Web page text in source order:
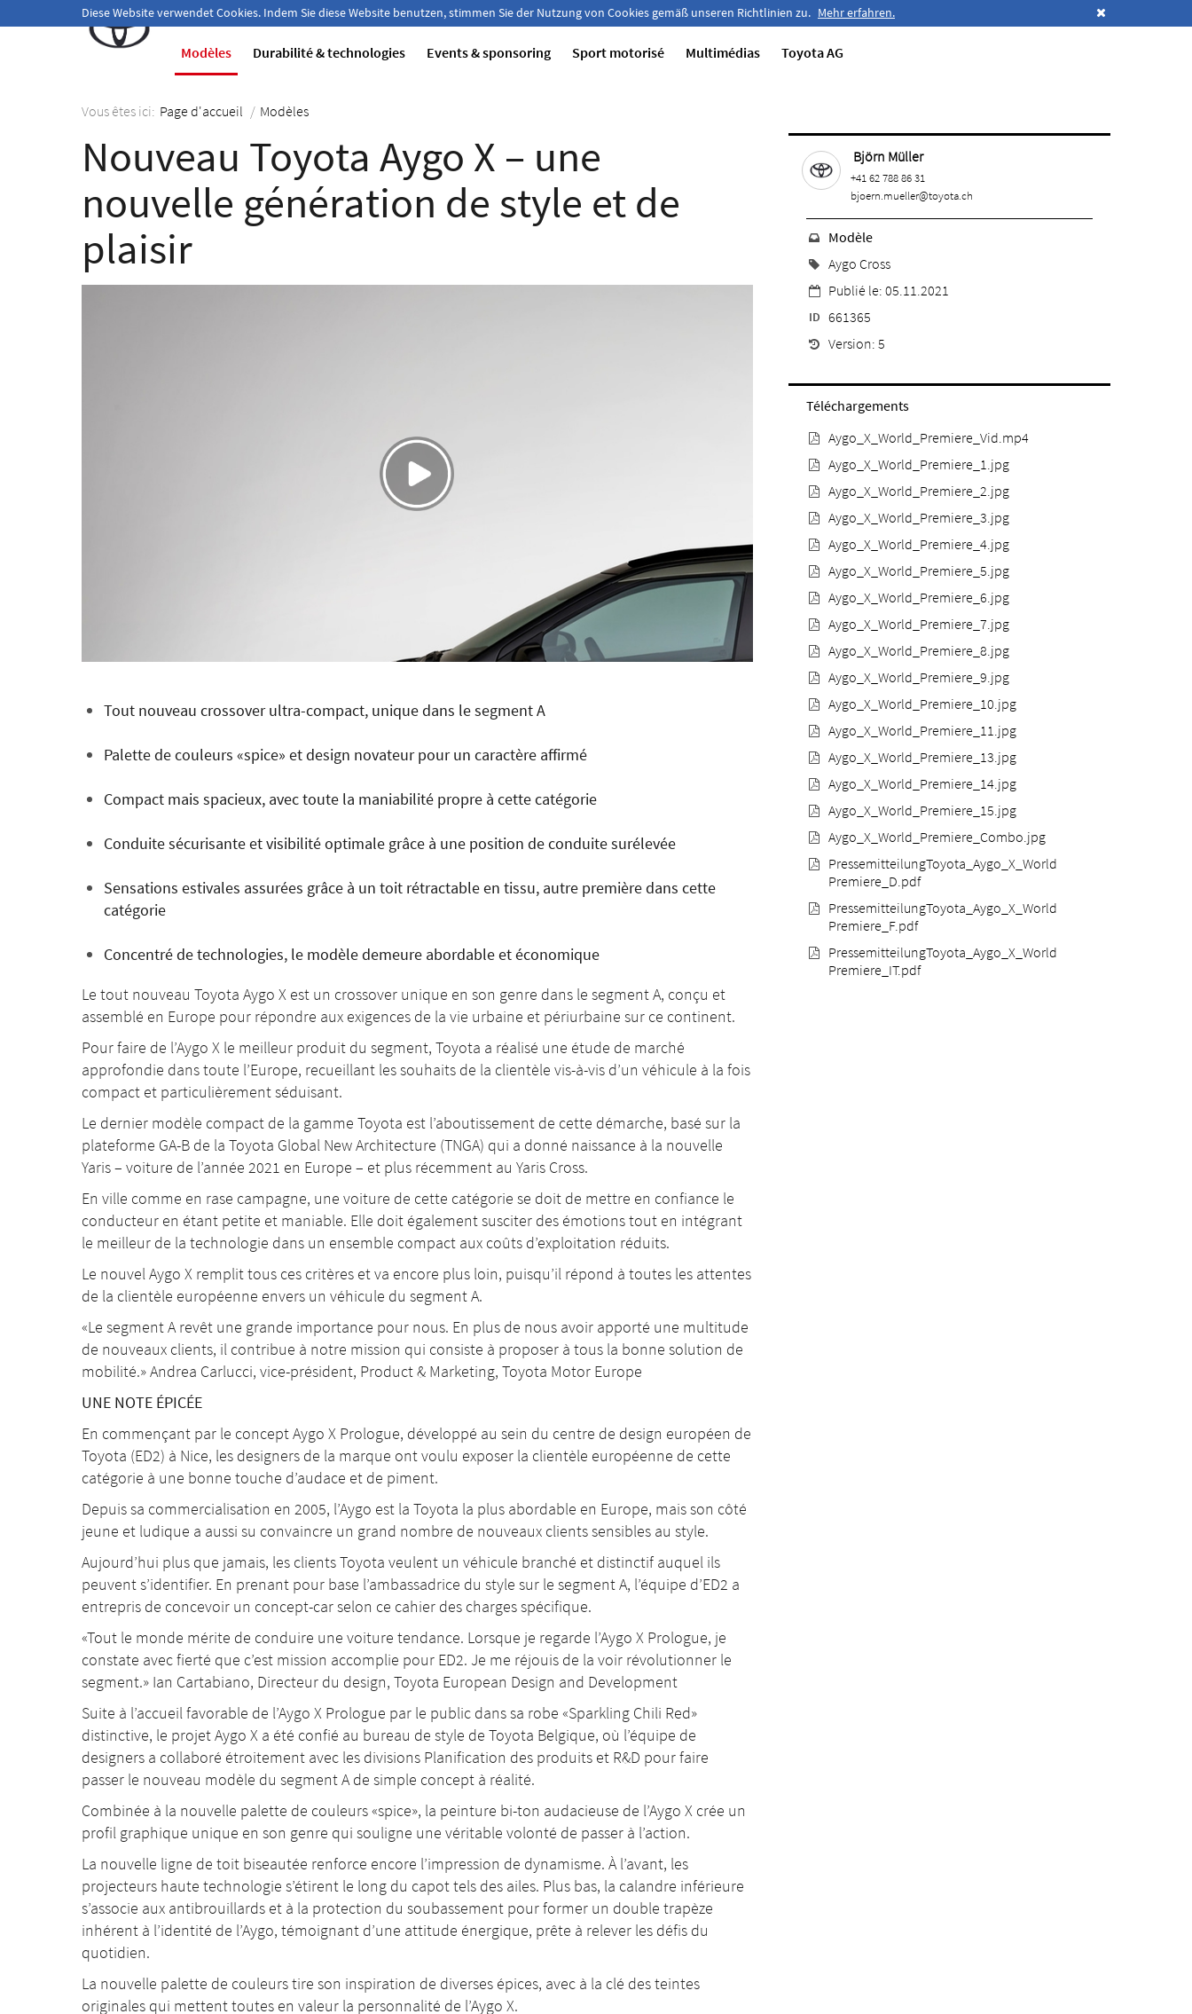
Diese Website verwendet Cookies. Indem Sie diese Website benutzen, stimmen Sie der Nutzung von Cookies gemäß unseren Richtlinien zu. Mehr erfahren.
Bienvenue!
Modèles Durabilité & technologies Events & sponsoring Sport motorisé Multimédias Toyota AG
Vous êtes ici: Page d'accueil / Modèles
Nouveau Toyota Aygo X – une
nouvelle génération de style et de
plaisir
Tout nouveau crossover ultra-compact, unique dans le segment A
Palette de couleurs «spice» et design novateur pour un caractère affirmé
Compact mais spacieux, avec toute la maniabilité propre à cette catégorie
Conduite sécurisante et visibilité optimale grâce à une position de conduite surélevée
Sensations estivales assurées grâce à un toit rétractable en tissu, autre première dans cette
catégorie
Concentré de technologies, le modèle demeure abordable et économique
Le tout nouveau Toyota Aygo X est un crossover unique en son genre dans le segment A, conçu et
assemblé en Europe pour répondre aux exigences de la vie urbaine et périurbaine sur ce continent.
Pour faire de l’Aygo X le meilleur produit du segment, Toyota a réalisé une étude de marché
approfondie dans toute l’Europe, recueillant les souhaits de la clientèle vis-à-vis d’un véhicule à la fois
compact et particulièrement séduisant.
Le dernier modèle compact de la gamme Toyota est l’aboutissement de cette démarche, basé sur la
plateforme GA-B de la Toyota Global New Architecture (TNGA) qui a donné naissance à la nouvelle
Yaris – voiture de l’année 2021 en Europe – et plus récemment au Yaris Cross.
En ville comme en rase campagne, une voiture de cette catégorie se doit de mettre en confiance le
conducteur en étant petite et maniable. Elle doit également susciter des émotions tout en intégrant
le meilleur de la technologie dans un ensemble compact aux coûts d’exploitation réduits.
Le nouvel Aygo X remplit tous ces critères et va encore plus loin, puisqu’il répond à toutes les attentes
de la clientèle européenne envers un véhicule du segment A.
«Le segment A revêt une grande importance pour nous. En plus de nous avoir apporté une multitude
de nouveaux clients, il contribue à notre mission qui consiste à proposer à tous la bonne solution de
mobilité.» Andrea Carlucci, vice-président, Product & Marketing, Toyota Motor Europe
UNE NOTE ÉPICÉE
En commençant par le concept Aygo X Prologue, développé au sein du centre de design européen de
Toyota (ED2) à Nice, les designers de la marque ont voulu exposer la clientèle européenne de cette
catégorie à une bonne touche d’audace et de piment.
Depuis sa commercialisation en 2005, l’Aygo est la Toyota la plus abordable en Europe, mais son côté
jeune et ludique a aussi su convaincre un grand nombre de nouveaux clients sensibles au style.
Aujourd’hui plus que jamais, les clients Toyota veulent un véhicule branché et distinctif auquel ils
peuvent s’identifier. En prenant pour base l’ambassadrice du style sur le segment A, l’équipe d’ED2 a
entrepris de concevoir un concept-car selon ce cahier des charges spécifique.
«Tout le monde mérite de conduire une voiture tendance. Lorsque je regarde l’Aygo X Prologue, je
constate avec fierté que c’est mission accomplie pour ED2. Je me réjouis de la voir révolutionner le
segment.» Ian Cartabiano, Directeur du design, Toyota European Design and Development
Suite à l’accueil favorable de l’Aygo X Prologue par le public dans sa robe «Sparkling Chili Red»
distinctive, le projet Aygo X a été confié au bureau de style de Toyota Belgique, où l’équipe de
designers a collaboré étroitement avec les divisions Planification des produits et R&D pour faire
passer le nouveau modèle du segment A de simple concept à réalité.
Combinée à la nouvelle palette de couleurs «spice», la peinture bi-ton audacieuse de l’Aygo X crée un
profil graphique unique en son genre qui souligne une véritable volonté de passer à l’action.
La nouvelle ligne de toit biseautée renforce encore l’impression de dynamisme. À l’avant, les
projecteurs haute technologie s’étirent le long du capot tels des ailes. Plus bas, la calandre inférieure
s’associe aux antibrouillards et à la protection du soubassement pour former un double trapèze
inhérent à l’identité de l’Aygo, témoignant d’une attitude énergique, prête à relever les défis du
quotidien.
La nouvelle palette de couleurs tire son inspiration de diverses épices, avec à la clé des teintes
originales qui mettent toutes en valeur la personnalité de l’Aygo X.
Björn Müller
+41 62 788 86 31
bjoern.mueller@toyota.ch
Modèle
Aygo Cross
Publié le: 05.11.2021
ID 661365
Version: 5
Téléchargements
Aygo_X_World_Premiere_Vid.mp4
Aygo_X_World_Premiere_1.jpg
Aygo_X_World_Premiere_2.jpg
Aygo_X_World_Premiere_3.jpg
Aygo_X_World_Premiere_4.jpg
Aygo_X_World_Premiere_5.jpg
Aygo_X_World_Premiere_6.jpg
Aygo_X_World_Premiere_7.jpg
Aygo_X_World_Premiere_8.jpg
Aygo_X_World_Premiere_9.jpg
Aygo_X_World_Premiere_10.jpg
Aygo_X_World_Premiere_11.jpg
Aygo_X_World_Premiere_13.jpg
Aygo_X_World_Premiere_14.jpg
Aygo_X_World_Premiere_15.jpg
Aygo_X_World_Premiere_Combo.jpg
PressemitteilungToyota_Aygo_X_World
Premiere_D.pdf
PressemitteilungToyota_Aygo_X_World
Premiere_F.pdf
PressemitteilungToyota_Aygo_X_World
Premiere_IT.pdf